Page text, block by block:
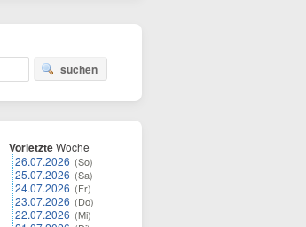
suchen
VorletzteWoche
26.07.2026 (So)
25.07.2026 (Sa)
24.07.2026 (Fr)
23.07.2026 (Do)
22.07.2026 (Mi)